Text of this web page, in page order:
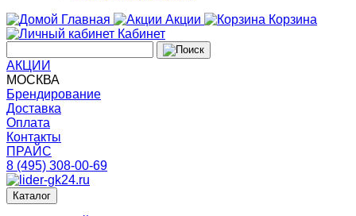
Главная
Акции
Корзина
Кабинет
АКЦИИ
МОСКВА
Брендирование
Доставка
Оплата
Контакты
ПРАЙС
8 (495) 308-00-69
Каталог